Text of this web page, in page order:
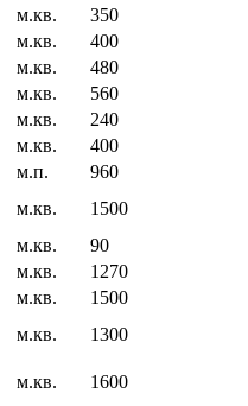
м.кв.
350
м.кв.
400
м.кв.
480
м.кв.
560
м.кв.
240
м.кв.
400
м.п.
960
м.кв.
1500
м.кв.
90
м.кв.
1270
м.кв.
1500
м.кв.
1300
м.кв.
1600